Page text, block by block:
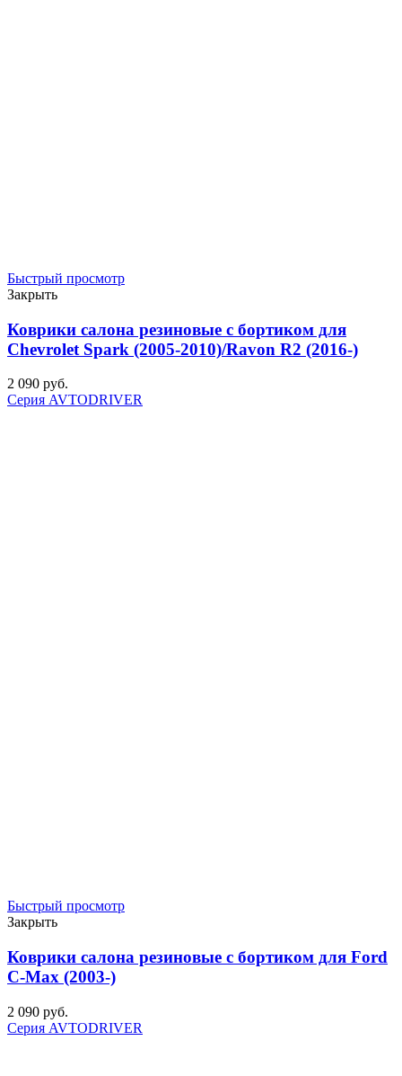
Быстрый просмотр
Закрыть
Коврики салона резиновые с бортиком для
Chevrolet Spark (2005-2010)/Ravon R2 (2016-)
2 090 руб.
Серия AVTODRIVER
Быстрый просмотр
Закрыть
Коврики салона резиновые с бортиком для Ford
С-Мах (2003-)
2 090 руб.
Серия AVTODRIVER